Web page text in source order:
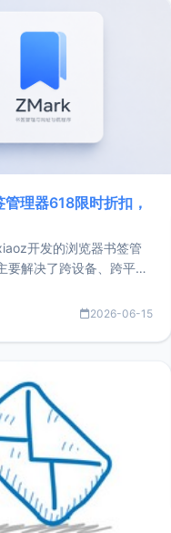
理器618限时折扣，
开发的浏览器书签管
要解决了跨设备、跨平
、随处访问。同时，它还
+ Hono.js
2026-06-15